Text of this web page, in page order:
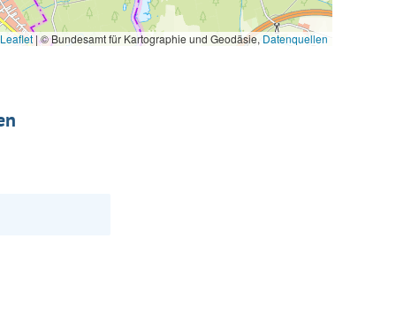
|© Bundesamt für Kartographie und Geodäsie, Datenquellen